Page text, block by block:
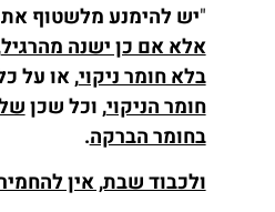
"יש להימנע מלשטוף
אלא אם כן ישנה מהרגיל
בלא חומר ניקוי, או על
חומר הניקוי, וכל שכן
בחומר הברקה.
ולכבוד שבת, אין